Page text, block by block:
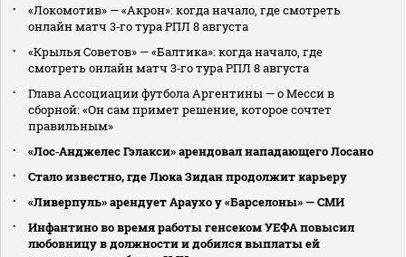
«Локомотив» — «Акрон»: когда начало, где смотреть
онлайн матч 3‑го тура РПЛ 8 августа
«Крылья Советов» — «Балтика»: когда начало, где
смотреть онлайн матч 3‑го тура РПЛ 8 августа
Глава Ассоциации футбола Аргентины — о Месси в
сборной: «Он сам примет решение, которое сочтет
правильным»
«Лос‑Анджелес Гэлакси» арендовал нападающего Лосано
Стало известно, где Люка Зидан продолжит карьеру
«Ливерпуль» арендует Араухо у «Барселоны» — СМИ
Инфантино во время работы генсеком УЕФА повысил
любовницу в должности и добился выплаты ей